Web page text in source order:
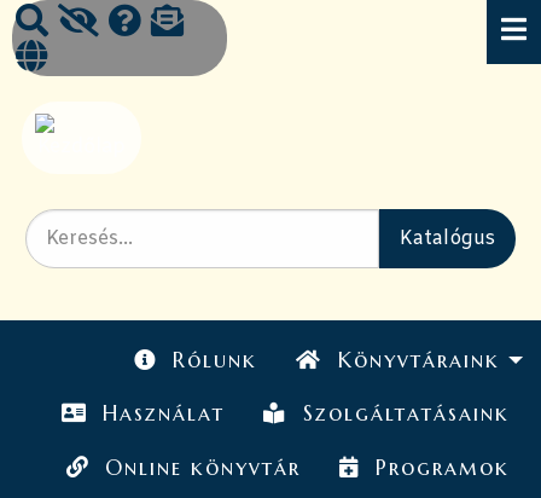
Rólunk Könyvtáraink
Használat Szolgáltatásaink
Online könyvtár Programok